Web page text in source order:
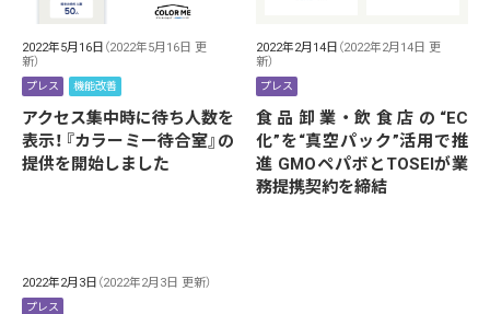
2022年5月16日 （2022年5月16日 更
新）
プレス 機能改善
アクセス集中時に待ち人数を
表示！『カラーミー待合室』の
提供を開始しました
2022年2月14日 （2022年2月14日 更
新）
プレス
食品卸業・飲食店の“EC
化”を“真空パック”活用で推
進 GMOペパボとTOSEIが業
務提携契約を締結
2022年2月3日 （2022年2月3日 更新）
プレス